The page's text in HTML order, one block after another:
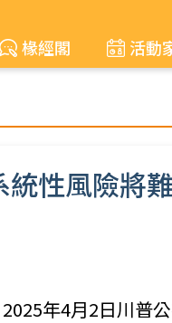
椽經閣 活動
性風險將
年4月2日川普公